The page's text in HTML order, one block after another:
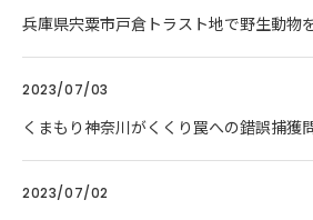
兵庫県宍粟市戸倉トラスト地で野生動物
2023/07/03
くまもり神奈川がくくり罠への錯誤捕獲
2023/07/02